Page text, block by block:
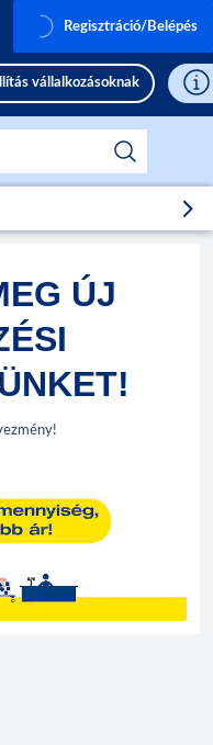
vállalkozásoknak
Regisztráció/Belépés
ÚJ